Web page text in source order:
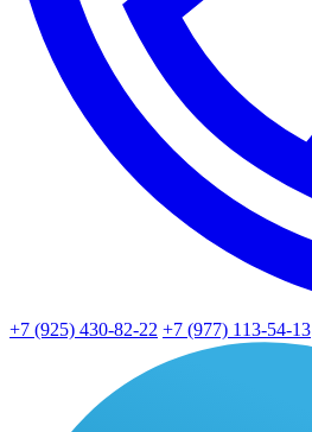
+7 (925) 430-82-22 +7 (977) 113-54-13